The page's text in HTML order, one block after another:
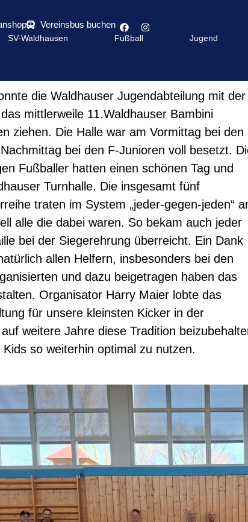
Vereinsbus buchen
SV-Waldhausen Fußball Jugend
die Waldhauser Jugendabteilung mit der
mittlerweile 11.Waldhauser Bambini
ziehen. Die Halle war am Vormittag bei den
bei den F-Junioren voll besetzt.
Fußballer hatten einen schönen Tag und
Turnhalle. Die insgesamt fünf
traten im System „jeder-gegen-jeden“
alle die dabei waren. So bekam auch jeder
bei der Siegerehrung überreicht. Ein Dank
allen Helfern, insbesonders bei den
und dazu beigetragen haben das
Organisator Harry Maier lobte das
für unsere kleinsten Kicker in der
weitere Jahre diese Tradition
so weiterhin optimal zu nutzen.